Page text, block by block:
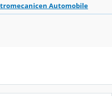
Automobile